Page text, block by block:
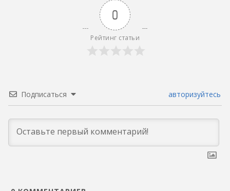
0
Рейтинг статьи
Подписаться авторизуйтесь